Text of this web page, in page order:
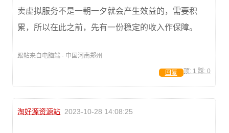
卖虚拟服务不是一朝一夕就会产生效益的，需要积
累，所以在此之前，先有一份稳定的收入作保障。
跟帖来自电脑端 · 中国河南郑州
顶: 1 踩: 0
回复
淘好源资源站 2023-10-28 14:08:25